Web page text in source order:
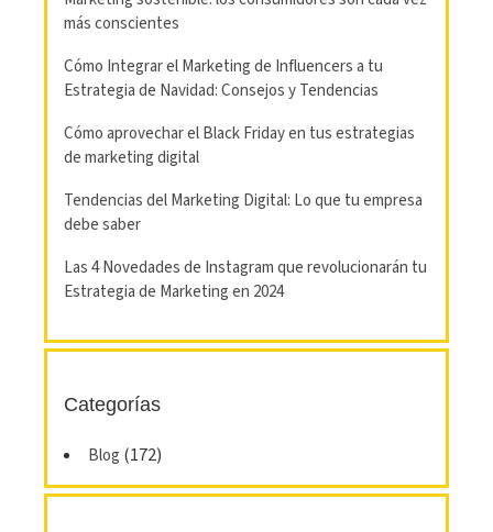
más conscientes
Cómo Integrar el Marketing de Influencers a tu
Estrategia de Navidad: Consejos y Tendencias
Cómo aprovechar el Black Friday en tus estrategias
de marketing digital
Tendencias del Marketing Digital: Lo que tu empresa
debe saber
Las 4 Novedades de Instagram que revolucionarán tu
Estrategia de Marketing en 2024
Categorías
Blog (172)